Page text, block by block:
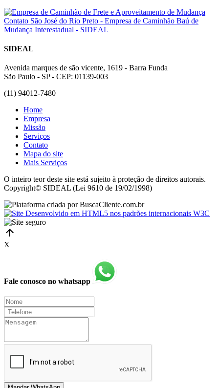
SIDEAL
Avenida marques de são vicente, 1619 - Barra Funda
São Paulo - SP - CEP: 01139-003
(11) 94012-7480
Home
Empresa
Missão
Serviços
Contato
Mapa do site
Mais Serviços
O inteiro teor deste site está sujeito à proteção de direitos autorais.
Copyright© SIDEAL (Lei 9610 de 19/02/1998)
X
Fale conosco no whatsapp